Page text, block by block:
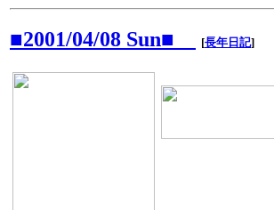
■2001/04/08 Sun■ [長年日記]